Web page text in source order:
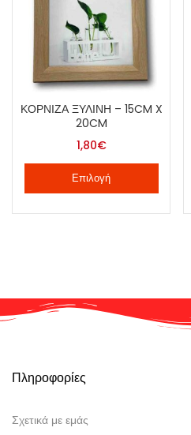
ΚΟΡΝΊΖΑ ΞΎΛΙΝΗ – 15CM X
20CM
1,80€
Επιλογή
Πληροφορίες
Σχετικά με εμάς